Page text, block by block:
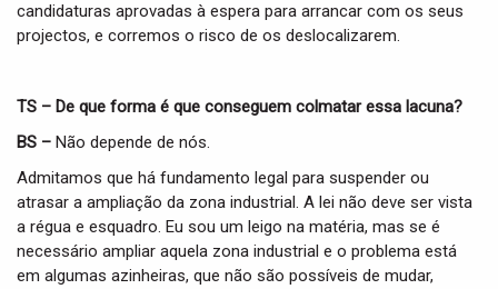
candidaturas aprovadas à espera para arrancar com os seus
projectos, e corremos o risco de os deslocalizarem.
TS – De que forma é que conseguem colmatar essa lacuna?
BS – Não depende de nós.
Admitamos que há fundamento legal para suspender ou
atrasar a ampliação da zona industrial. A lei não deve ser vista
a régua e esquadro. Eu sou um leigo na matéria, mas se é
necessário ampliar aquela zona industrial e o problema está
em algumas azinheiras, que não são possíveis de mudar,